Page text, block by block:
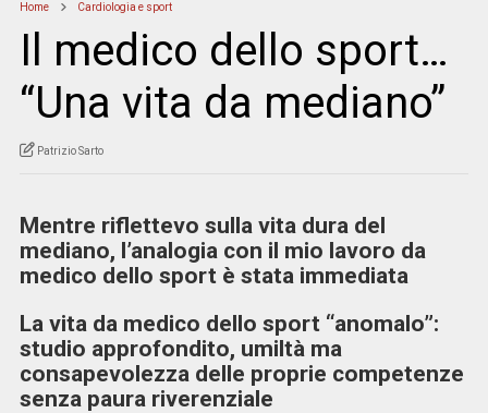
Home Cardiologia e sport
Il medico dello sport…
“Una vita da mediano”
Patrizio Sarto
Mentre riflettevo sulla vita dura del
mediano, l’analogia con il mio lavoro da
medico dello sport è stata immediata
La vita da medico dello sport “anomalo”:
studio approfondito, umiltà ma
consapevolezza delle proprie competenze
senza paura riverenziale